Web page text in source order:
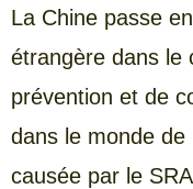
La Chine passe
étrangère dans le
prévention et de
dans le monde de
causée par le